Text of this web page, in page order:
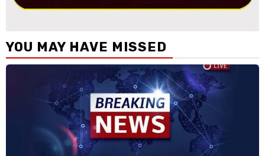
YOU MAY HAVE MISSED